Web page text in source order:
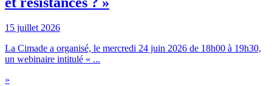
15 juillet 2026
La Cimade a organisé, le mercredi 24 juin 2026 de 18h00 à 19h30,
un webinaire intitulé « ...
»